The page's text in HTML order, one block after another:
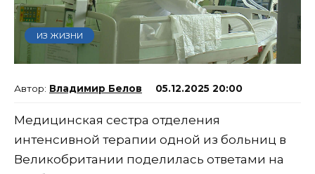
ИЗ ЖИЗНИ
Владимир Белов 05.12.2025 20:00
Медицинская сестра отделения
интенсивной терапии одной из больниц в
Великобритании поделилась ответами на